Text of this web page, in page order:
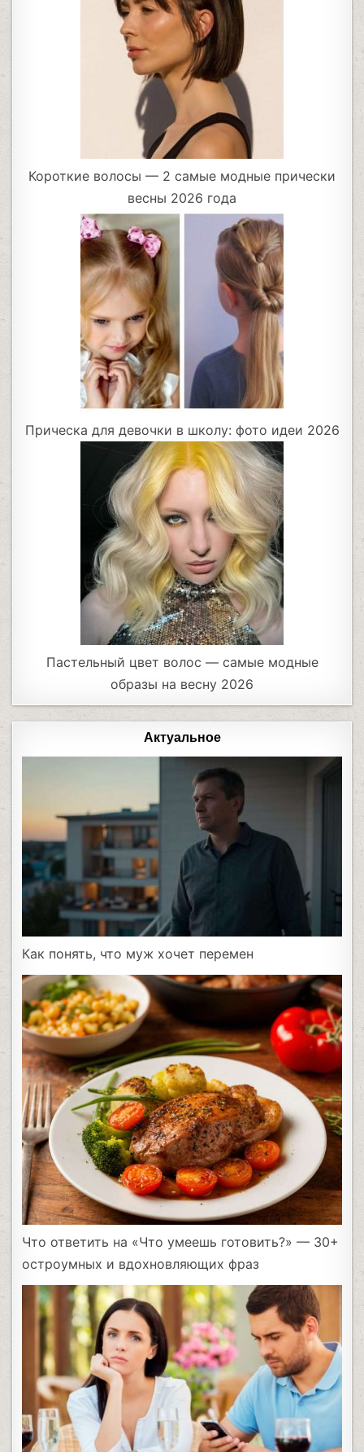
Короткие волосы — 2 самые модные прически
весны 2026 года
Прическа для девочки в школу: фото идеи 2026
Пастельный цвет волос — самые модные
образы на весну 2026
Актуальное
Как понять, что муж хочет перемен
Что ответить на «Что умеешь готовить?» — 30+
остроумных и вдохновляющих фраз